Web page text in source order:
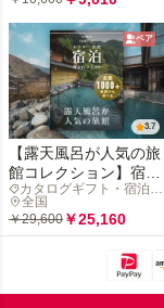
ペア
3.7
【露天風呂が人気の旅
館コレクション】宿泊
カタログギフト: 掲載
数1,000+施設〜
カタログギフト・宿泊ギ
フト
全国
￥29,600 ￥25,160